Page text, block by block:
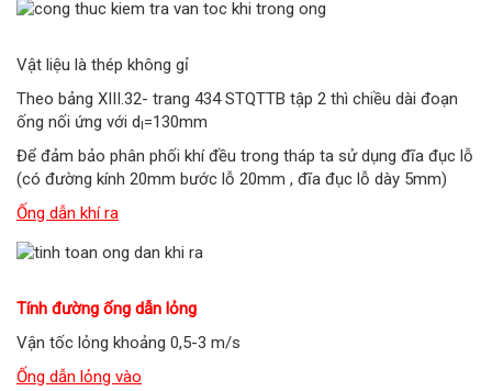
Vật liệu là thép không gỉ
Theo bảng XIII.32- trang 434 STQTTB tập 2 thì chiều dài đoạn
ống nối ứng với d =130mm
Để đảm bảo phân phối khí đều trong tháp ta sử dụng đĩa đục lỗ
(có đường kính 20mm bước lỗ 20mm , đĩa đục lỗ dày 5mm)
Ống dẫn khí ra
Tính đường ống dẫn lỏng
Vận tốc lỏng khoảng 0,5-3 m/s
Ống dẫn lỏng vào